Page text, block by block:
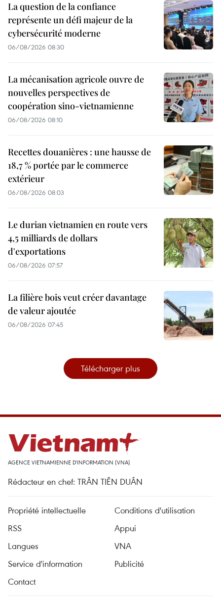
La question de la confiance
représente un défi majeur de la
cybersécurité moderne
06/08/2026 08:30
La mécanisation agricole ouvre de
nouvelles perspectives de
coopération sino-vietnamienne
06/08/2026 08:10
Recettes douanières : une hausse de
18,7 % portée par le commerce
extérieur
06/08/2026 08:03
Le durian vietnamien en route vers
4,5 milliards de dollars
d'exportations
06/08/2026 07:57
La filière bois veut créer davantage
de valeur ajoutée
06/08/2026 07:45
Télécharger plus
AGENCE VIETNAMIENNE D'INFORMATION (VNA)
Rédacteur en chef: TRÂN TIÊN DUÂN
Propriété intellectuelle
Conditions d'utilisation
RSS
Appui
Langues
VNA
Service d'information
Publicité
Contact